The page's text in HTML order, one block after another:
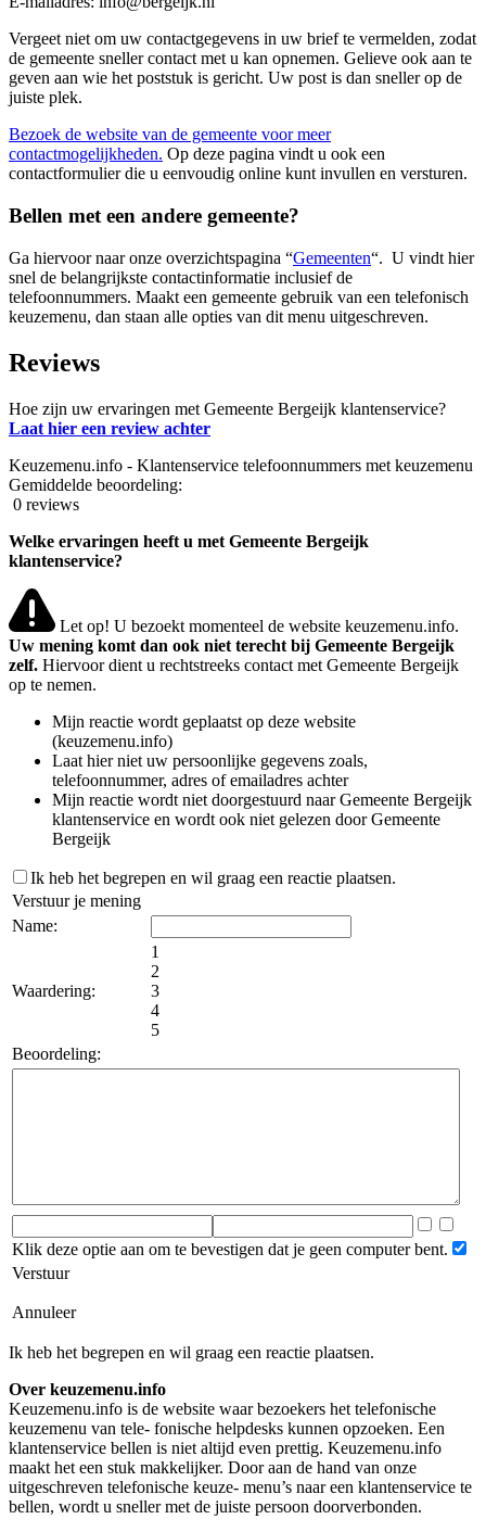
Vergeet niet om uw contactgegevens in uw brief te vermelden, zodat
de gemeente sneller contact met u kan opnemen. Gelieve ook aan te
geven aan wie het poststuk is gericht. Uw post is dan sneller op de
juiste plek.
Bezoek de website van de gemeente voor meer
contactmogelijkheden. Op deze pagina vindt u ook een
contactformulier die u eenvoudig online kunt invullen en versturen.
Bellen met een andere gemeente?
Ga hiervoor naar onze overzichtspagina “Gemeenten“. U vindt hier
snel de belangrijkste contactinformatie inclusief de
telefoonnummers. Maakt een gemeente gebruik van een telefonisch
keuzemenu, dan staan alle opties van dit menu uitgeschreven.
Reviews
Hoe zijn uw ervaringen met Gemeente Bergeijk klantenservice?
Laat hier een review achter
Keuzemenu.info - Klantenservice telefoonnummers met keuzemenu
Gemiddelde beoordeling:
0 reviews
Welke ervaringen heeft u met Gemeente Bergeijk
klantenservice?
Let op! U bezoekt momenteel de website keuzemenu.info.
Uw mening komt dan ook niet terecht bij Gemeente Bergeijk
zelf. Hiervoor dient u rechtstreeks contact met Gemeente Bergeijk
op te nemen.
Mijn reactie wordt geplaatst op deze website
(keuzemenu.info)
Laat hier niet uw persoonlijke gegevens zoals,
telefoonnummer, adres of emailadres achter
Mijn reactie wordt niet doorgestuurd naar Gemeente Bergeijk
klantenservice en wordt ook niet gelezen door Gemeente
Bergeijk
Ik heb het begrepen en wil graag een reactie plaatsen.
Verstuur je mening
Name:
Waardering:
1
2
3
4
5
Beoordeling:
Klik deze optie aan om te bevestigen dat je geen computer bent.
Verstuur
Annuleer
Ik heb het begrepen en wil graag een reactie plaatsen.
Over keuzemenu.info
Keuzemenu.info is de website waar bezoekers het telefonische
keuzemenu van tele- fonische helpdesks kunnen opzoeken. Een
klantenservice bellen is niet altijd even prettig. Keuzemenu.info
maakt het een stuk makkelijker. Door aan de hand van onze
uitgeschreven telefonische keuze- menu’s naar een klantenservice te
bellen, wordt u sneller met de juiste persoon doorverbonden.